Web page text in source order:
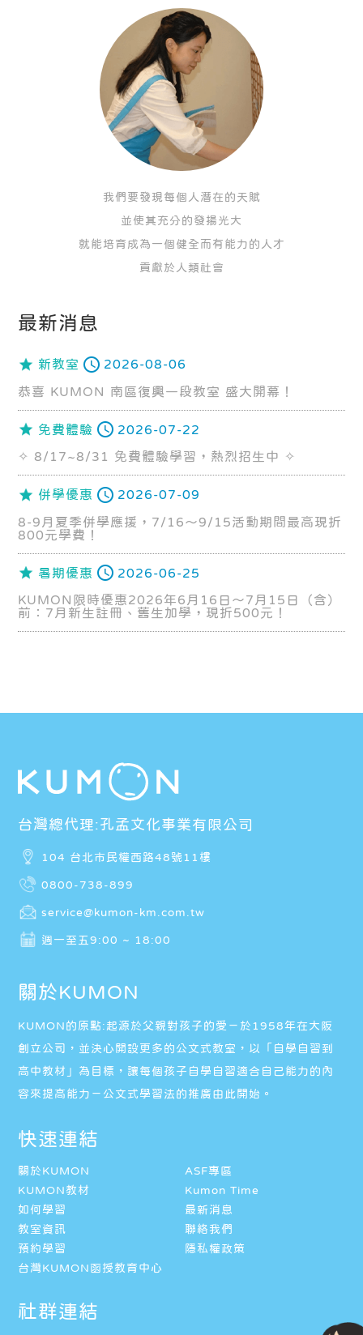
我們要發現每個人潛在的天賦
並使其充分的發揚光大
就能培育成為一個健全而有能力的人才
貢獻於人類社會
最新消息
新教室 2026-08-06
恭喜 KUMON 南區復興一段教室 盛大開幕！
免費體驗 2026-07-22
✧ 8/17~8/31 免費體驗學習，熱烈招生中 ✧
併學優惠 2026-07-09
8-9月夏季併學應援，7/16～9/15活動期間最高現折
800元學費！
暑期優惠 2026-06-25
KUMON限時優惠2026年6月16日～7月15日（含）
前：7月新生註冊、舊生加學，現折500元！
台灣總代理:孔孟文化事業有限公司
104 台北市民權西路48號11樓
0800-738-899
service@kumon-km.com.tw
週一至五9:00 ~ 18:00
關於KUMON
KUMON的原點:起源於父親對孩子的愛－於1958年在大阪
創立公司，並決心開設更多的公文式教室，以「自學自習到
高中教材」為目標，讓每個孩子自學自習適合自己能力的內
容來提高能力－公文式學習法的推廣由此開始。
快速連結
關於KUMON
ASF專區
KUMON教材
Kumon Time
如何學習
最新消息
教室資訊
聯絡我們
預約學習
隱私權政策
台灣KUMON函授教育中心
社群連結